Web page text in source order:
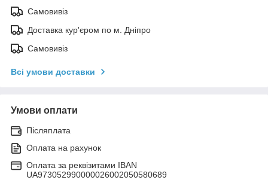
Самовивіз
Доставка кур'єром по м. Дніпро
Самовивіз
Всі умови доставки
Умови оплати
Післяплата
Оплата на рахунок
Оплата за реквізитами IBAN
UA973052990000026002050580689